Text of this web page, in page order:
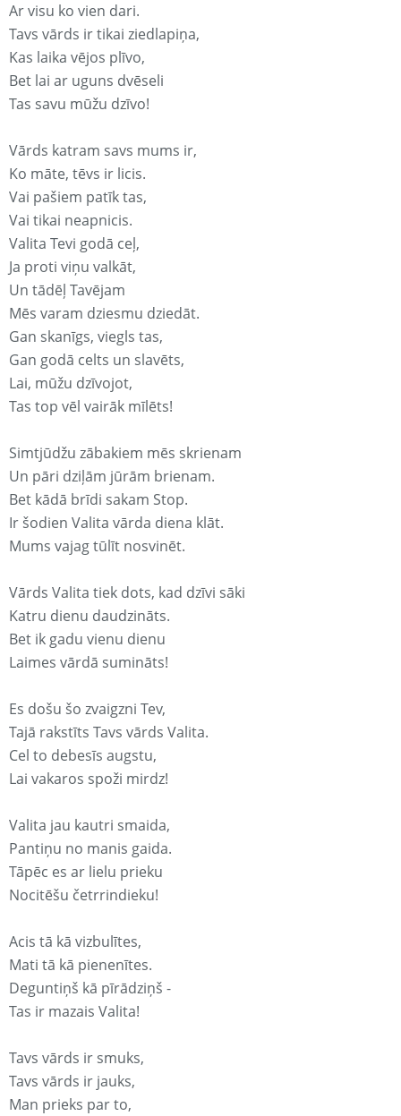
Ar visu ko vien dari.
Tavs vārds ir tikai ziedlapiņa,
Kas laika vējos plīvo,
Bet lai ar uguns dvēseli
Tas savu mūžu dzīvo!
Vārds katram savs mums ir,
Ko māte, tēvs ir licis.
Vai pašiem patīk tas,
Vai tikai neapnicis.
Valita Tevi godā ceļ,
Ja proti viņu valkāt,
Un tādēļ Tavējam
Mēs varam dziesmu dziedāt.
Gan skanīgs, viegls tas,
Gan godā celts un slavēts,
Lai, mūžu dzīvojot,
Tas top vēl vairāk mīlēts!
Simtjūdžu zābakiem mēs skrienam
Un pāri dziļām jūrām brienam.
Bet kādā brīdi sakam Stop.
Ir šodien Valita vārda diena klāt.
Mums vajag tūlīt nosvinēt.
Vārds Valita tiek dots, kad dzīvi sāki
Katru dienu daudzināts.
Bet ik gadu vienu dienu
Laimes vārdā sumināts!
Es došu šo zvaigzni Tev,
Tajā rakstīts Tavs vārds Valita.
Cel to debesīs augstu,
Lai vakaros spoži mirdz!
Valita jau kautri smaida,
Pantiņu no manis gaida.
Tāpēc es ar lielu prieku
Nocitēšu četrrindieku!
Acis tā kā vizbulītes,
Mati tā kā pienenītes.
Deguntiņš kā pīrādziņš -
Tas ir mazais Valita!
Tavs vārds ir smuks,
Tavs vārds ir jauks,
Man prieks par to,